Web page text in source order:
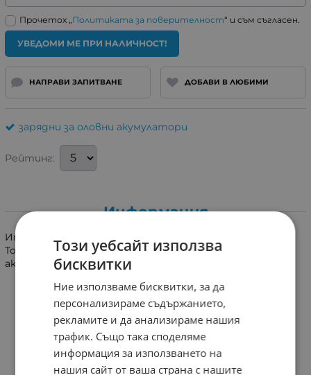
Прочетох „Политиката за поверителност“ и съм съгласен.
УВЕДОМИ МЕ ПРИ НАЛИЧНОСТ!
НАПРАВИ ЗАПИТВАНЕ ДОБАВИ В ЛЮБИМИ
зарядни за оловни акумулатори
Рейтинг:
Информация
Импулсно зарядно за акумулатори. Вход 230V 50-60Hz.
Ток на заряд 13.8V 5000 mA. Подходящо за заряд на
акумулатори с капацитет до 50A.
Този уебсайт използва
бисквитки
Ние използваме бисквитки, за да
персонализираме съдържанието,
рекламите и да анализираме нашия
трафик. Също така споделяме
информация за използването на
нашия сайт от ваша страна с нашите